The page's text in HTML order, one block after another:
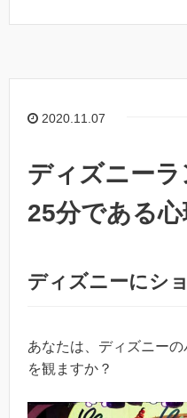
2020.11.07
ディズニー
25分である
ディズニーにシ
あなたは、ディズニー
を観ますか？